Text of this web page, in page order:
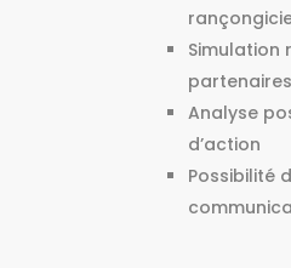
Simulation
partenaires
Analyse
d’action
Possibilité